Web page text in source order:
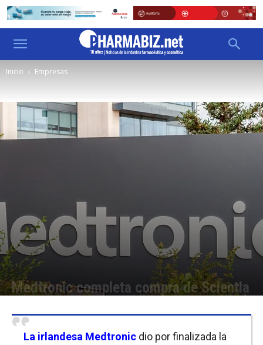
Inicio Empresas
Medtronic completa compra de Scientia
La irlandesa Medtronic dio por finalizada la